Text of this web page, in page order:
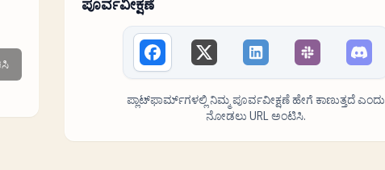
ಪೂರ್ವವೀಕ್ಷಣೆ
ಪ್ಲಾಟ್‌ಫಾರ್ಮ್‌ಗಳಲ್ಲಿ ನಿಮ್ಮ ಪೂರ್ವವೀಕ್ಷಣೆ ಹೇಗೆ ಕಾಣುತ್ತದೆ ಎಂದು
ನೋಡಲು URL ಅಂಟಿಸಿ.